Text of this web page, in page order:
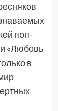
поп-
и «Любовь
в